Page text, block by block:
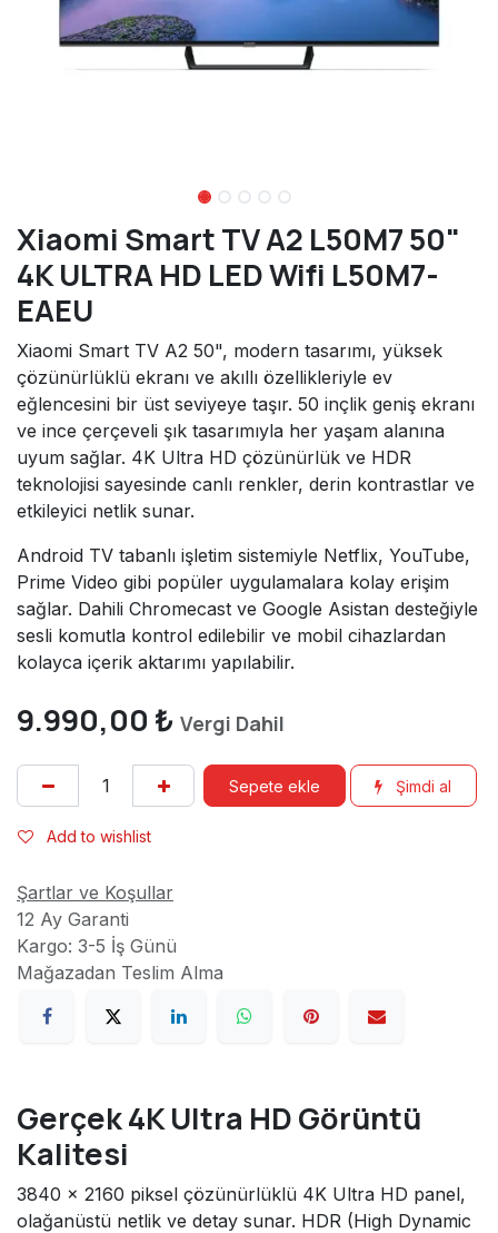
Xiaomi Smart TV A2 L50M7 50"
4K ULTRA HD LED Wifi L50M7-
EAEU
Xiaomi Smart TV A2 50", modern tasarımı, yüksek
çözünürlüklü ekranı ve akıllı özellikleriyle ev
eğlencesini bir üst seviyeye taşır. 50 inçlik geniş ekranı
ve ince çerçeveli şık tasarımıyla her yaşam alanına
uyum sağlar. 4K Ultra HD çözünürlük ve HDR
teknolojisi sayesinde canlı renkler, derin kontrastlar ve
etkileyici netlik sunar.
Android TV tabanlı işletim sistemiyle Netflix, YouTube,
Prime Video gibi popüler uygulamalara kolay erişim
sağlar. Dahili Chromecast ve Google Asistan desteğiyle
sesli komutla kontrol edilebilir ve mobil cihazlardan
kolayca içerik aktarımı yapılabilir.
9.990,00 ₺ Vergi Dahil
Sepete ekle Şimdi al
Add to wishlist
Şartlar ve Koşullar
12 Ay Garanti
Kargo: 3-5 İş Günü
Mağazadan Teslim Alma
Gerçek 4K Ultra HD Görüntü
Kalitesi
3840 × 2160 piksel çözünürlüklü 4K Ultra HD panel,
olağanüstü netlik ve detay sunar. HDR (High Dynamic